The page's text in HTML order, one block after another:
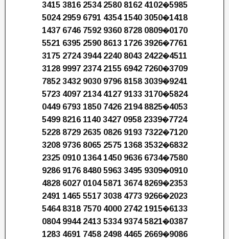
3415 3816 2534 2580 8162 4102�5985
5024 2959 6791 4354 1540 3050�1418
1437 6746 7592 9360 8728 0809�0170
5521 6395 2590 8613 1726 3926�7761
3175 2724 3944 2240 8043 2422�4511
3128 9997 2374 2155 6942 7260�3709
7852 3432 9030 9796 8158 3039�9241
5723 4097 2134 4127 9133 3170�5824
0449 6793 1850 7426 2194 8825�4053
5499 8216 1140 3427 0958 2339�7724
5228 8729 2635 0826 9193 7322�7120
3208 9736 8065 2575 1368 3532�6832
2325 0910 1364 1450 9636 6734�7580
9286 9176 8480 5963 3495 9309�0910
4828 6027 0104 5871 3674 8269�2353
2491 1465 5517 3038 4773 9266�2023
5464 8318 7570 4000 2742 1915�6133
0804 9944 2413 5334 9374 5821�0387
1283 4691 7458 2498 4465 2669�9086